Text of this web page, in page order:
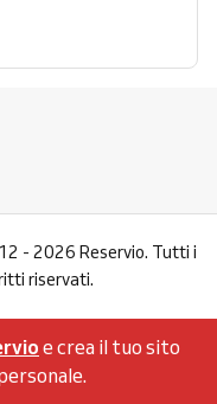
- 2026 Reservio. Tutti i
riservati.
e crea il tuo sito